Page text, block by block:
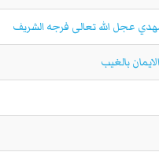
عجل الله تعالی فرجه الشریف
بالغيب